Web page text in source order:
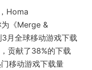
Homa
《Merge &
月全球移动游戏下载
贡献了38%的下载
移动游戏下载量